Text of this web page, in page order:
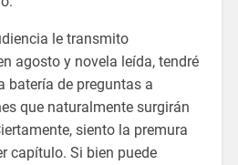
le transmito
agosto y novela leída, tendré
batería de preguntas a
que naturalmente surgirán
siento la premura
capítulo. Si bien puede